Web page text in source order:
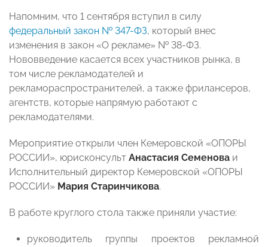
Напомним, что 1 сентября вступил в силу
федеральный закон № 347-ФЗ, который внес
изменения в закон «О рекламе» № 38-ФЗ.
Нововведение касается всех участников рынка, в
том числе рекламодателей и
рекламораспространителей, а также фрилансеров,
агентств, которые напрямую работают с
рекламодателями.
Мероприятие открыли член Кемеровской «ОПОРЫ
РОССИИ», юрисконсульт Анастасия Семенова и
Исполнительный директор Кемеровской «ОПОРЫ
РОССИИ» Мария Старинчикова.
В работе круглого стола также приняли участие:
руководитель группы проектов рекламной